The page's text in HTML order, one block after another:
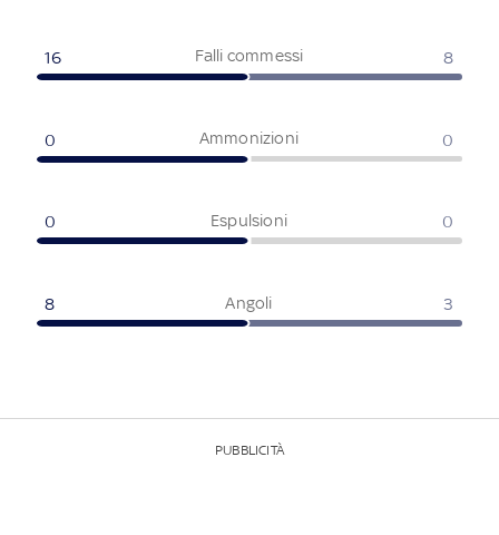
Falli commessi
16 8
Ammonizioni
0 0
Espulsioni
0 0
Angoli
8 3
PUBBLICITÀ